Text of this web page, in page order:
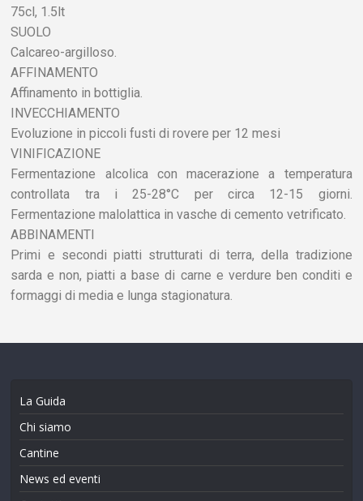
75cl, 1.5lt
SUOLO
Calcareo-argilloso.
AFFINAMENTO
Affinamento in bottiglia.
INVECCHIAMENTO
Evoluzione in piccoli fusti di rovere per 12 mesi
VINIFICAZIONE
Fermentazione alcolica con macerazione a temperatura
controllata tra i 25-28°C per circa 12-15 giorni.
Fermentazione malolattica in vasche di cemento vetrificato.
ABBINAMENTI
Primi e secondi piatti strutturati di terra, della tradizione
sarda e non, piatti a base di carne e verdure ben conditi e
formaggi di media e lunga stagionatura.
La Guida
Chi siamo
Cantine
News ed eventi